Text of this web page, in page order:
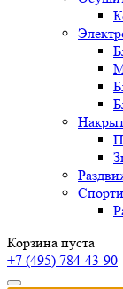
Корзина пуста
+7 (495) 784-43-90